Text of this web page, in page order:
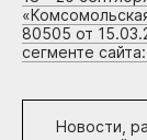
80505 от
сегменте
Новости,